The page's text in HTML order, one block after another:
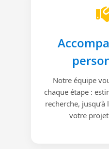
Notre équipe
chaque étape :
recherche,
votre